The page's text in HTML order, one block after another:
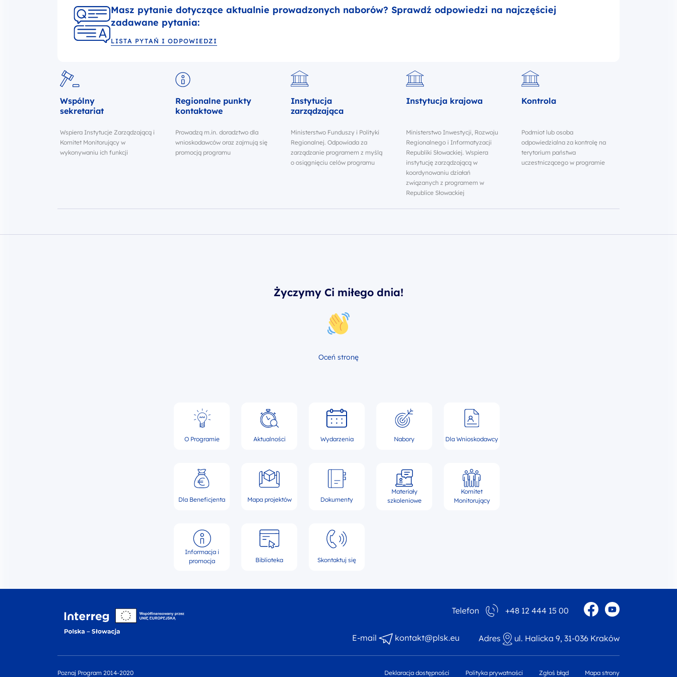
Masz pytanie dotyczące aktualnie prowadzonych naborów? Sprawdź odpowiedzi na najczęściej
zadawane pytania:
LISTA PYTAŃ I ODPOWIEDZI
Wspólny
sekretariat
Wspiera Instytucje Zarządzającą i
Komitet Monitorujący w
wykonywaniu ich funkcji
Regionalne punkty
kontaktowe
Prowadzą m.in. doradztwo dla
wnioskodawców oraz zajmują się
promocją programu
Instytucja
zarządzająca
Ministerstwo Funduszy i Polityki
Regionalnej. Odpowiada za
zarządzanie programem z myślą
o osiągnięciu celów programu
Instytucja krajowa
Ministerstwo Inwestycji, Rozwoju
Regionalnego i Informatyzacji
Republiki Słowackiej. Wspiera
instytucję zarządzającą w
koordynowaniu działań
związanych z programem w
Republice Słowackiej
Kontrola
Podmiot lub osoba
odpowiedzialna za kontrolę na
terytorium państwa
uczestniczącego w programie
Życzymy Ci miłego dnia!
Oceń stronę
O Programie Aktualności Wydarzenia Nabory Dla Wnioskodawcy
Dla Beneficjenta Mapa projektów Dokumenty
Materiały
szkoleniowe
Komitet
Monitorujący
Informacja i
promocja
Biblioteka Skontaktuj się
Telefon +48 12 444 15 00 Profil w portalu
Profil w portalu
E-mail kontakt@plsk.eu Adres ul. Halicka 9, 31-036 Kraków
Poznaj Program 2014-2020 Deklaracja dostępności Polityka prywatności Zgłoś błąd Mapa strony